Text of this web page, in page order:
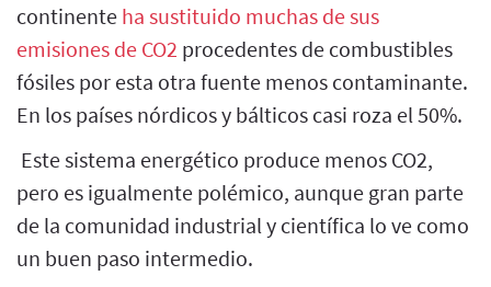
continente ha sustituido muchas de sus
emisiones de CO2 procedentes de combustibles
fósiles por esta otra fuente menos contaminante.
En los países nórdicos y bálticos casi roza el 50%.
Este sistema energético produce menos CO2,
pero es igualmente polémico, aunque gran parte
de la comunidad industrial y científica lo ve como
un buen paso intermedio.